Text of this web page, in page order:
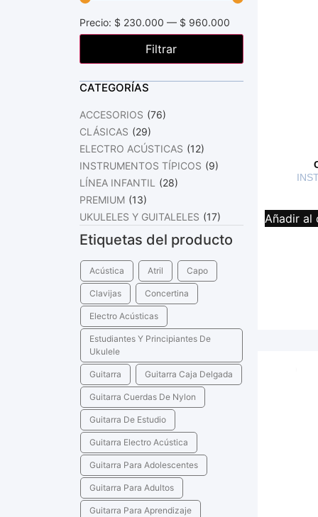
Filtrar
Precio: $ 230.000 — $ 960.000
CATEGORÍAS
ACCESORIOS (76)
CLÁSICAS (29)
ELECTRO ACÚSTICAS (12)
INSTRUMENTOS TÍPICOS (9)
LÍNEA INFANTIL
(28)
PREMIUM (13)
UKULELES Y GUITALELES (17)
Etiquetas del producto
Acústica Atril Capo
Clavijas Concertina
Electro Acústicas
Estudiantes Y Principiantes De
Ukulele
Guitarra Guitarra Caja Delgada
Guitarra Cuerdas De Nylon
Guitarra De Estudio
Guitarra Electro Acústica
Guitarra Para Adolescentes
Guitarra Para Adultos
Guitarra Para Aprendizaje
Añadir al